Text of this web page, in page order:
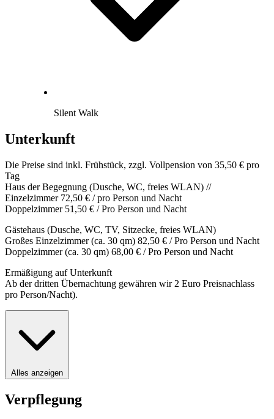
Silent Walk
Unterkunft
Die Preise sind inkl. Frühstück, zzgl. Vollpension von 35,50 € pro
Tag
Haus der Begegnung (Dusche, WC, freies WLAN) //
Einzelzimmer 72,50 € / pro Person und Nacht
Doppelzimmer 51,50 € / Pro Person und Nacht
Gästehaus (Dusche, WC, TV, Sitzecke, freies WLAN)
Großes Einzelzimmer (ca. 30 qm) 82,50 € / Pro Person und Nacht
Doppelzimmer (ca. 30 qm) 68,00 € / Pro Person und Nacht
Ermäßigung auf Unterkunft
Ab der dritten Übernachtung gewähren wir 2 Euro Preisnachlass
pro Person/Nacht).
Alles anzeigen
Verpflegung